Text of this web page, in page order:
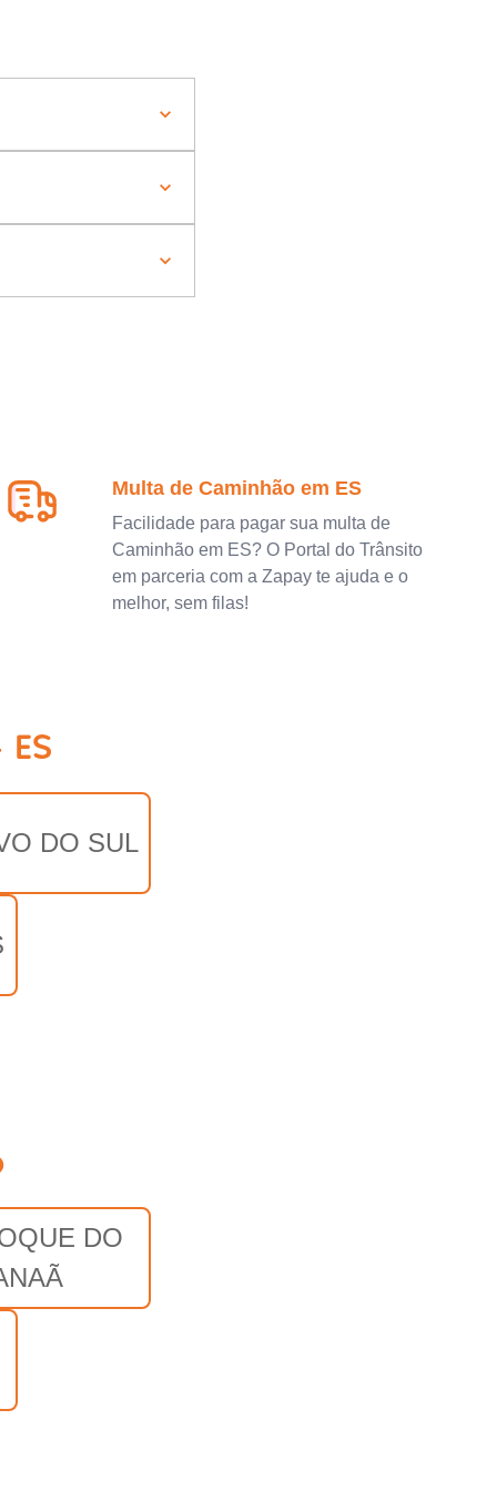
Multa de Caminhão em ES
Facilidade para pagar sua multa de
Caminhão em ES? O Portal do Trânsito
em parceria com a Zapay te ajuda e o
melhor, sem filas!
DO SUL
DO